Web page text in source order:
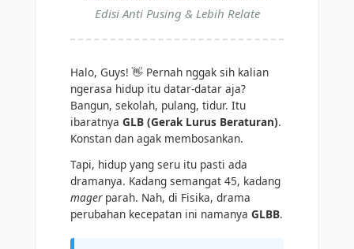
Edisi Anti Pusing & Lebih Relate
Halo, Guys! 👋 Pernah nggak sih kalian
ngerasa hidup itu datar-datar aja?
Bangun, sekolah, pulang, tidur. Itu
ibaratnya GLB (Gerak Lurus Beraturan).
Konstan dan agak membosankan.
Tapi, hidup yang seru itu pasti ada
dramanya. Kadang semangat 45, kadang
magerparah. Nah, di Fisika, drama
perubahan kecepatan ini namanya GLBB.